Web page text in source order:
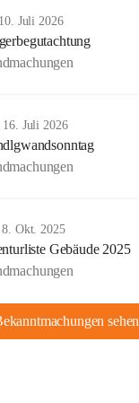
Juli 2026
Juli 2026
Okt. 2025
Gebäude 2025
sehen